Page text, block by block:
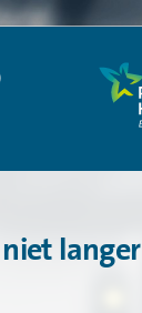
langer